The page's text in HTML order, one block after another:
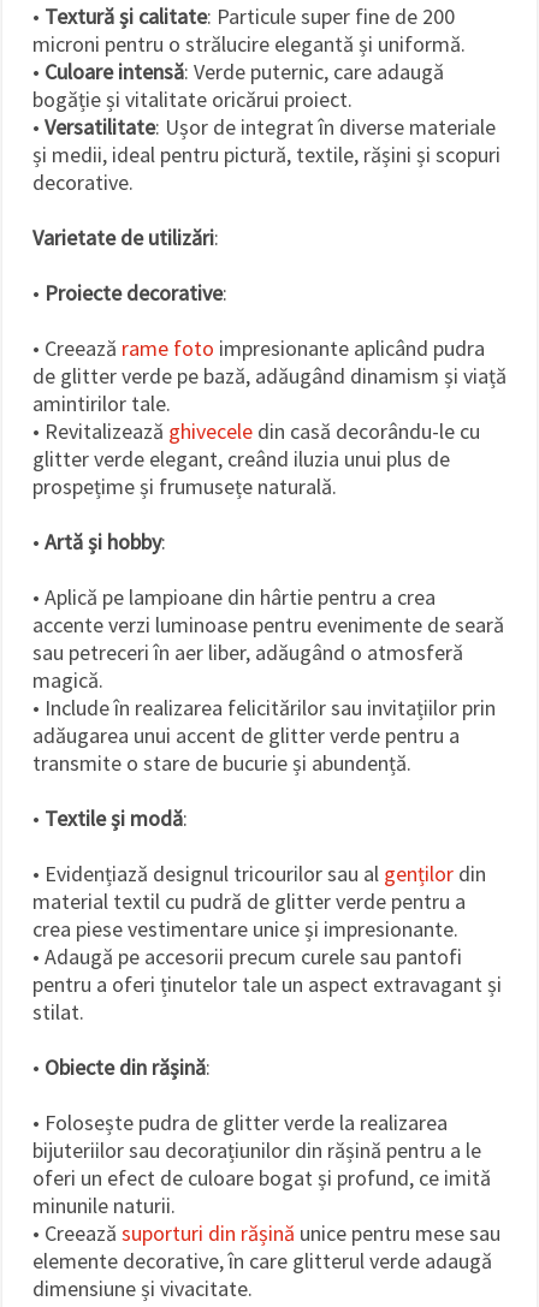
• Textură și calitate: Particule super fine de 200
microni pentru o strălucire elegantă și uniformă.
• Culoare intensă: Verde puternic, care adaugă
bogăție și vitalitate oricărui proiect.
• Versatilitate: Ușor de integrat în diverse materiale
și medii, ideal pentru pictură, textile, rășini și scopuri
decorative.
Varietate de utilizări:
• Proiecte decorative:
• Creează rame foto impresionante aplicând pudra
de glitter verde pe bază, adăugând dinamism și viață
amintirilor tale.
• Revitalizează ghivecele din casă decorându-le cu
glitter verde elegant, creând iluzia unui plus de
prospețime și frumusețe naturală.
• Artă și hobby:
• Aplică pe lampioane din hârtie pentru a crea
accente verzi luminoase pentru evenimente de seară
sau petreceri în aer liber, adăugând o atmosferă
magică.
• Include în realizarea felicitărilor sau invitațiilor prin
adăugarea unui accent de glitter verde pentru a
transmite o stare de bucurie și abundență.
• Textile și modă:
• Evidențiază designul tricourilor sau al genților din
material textil cu pudră de glitter verde pentru a
crea piese vestimentare unice și impresionante.
• Adaugă pe accesorii precum curele sau pantofi
pentru a oferi ținutelor tale un aspect extravagant și
stilat.
• Obiecte din rășină:
• Folosește pudra de glitter verde la realizarea
bijuteriilor sau decorațiunilor din rășină pentru a le
oferi un efect de culoare bogat și profund, ce imită
minunile naturii.
• Creează suporturi din rășină unice pentru mese sau
elemente decorative, în care glitterul verde adaugă
dimensiune și vivacitate.